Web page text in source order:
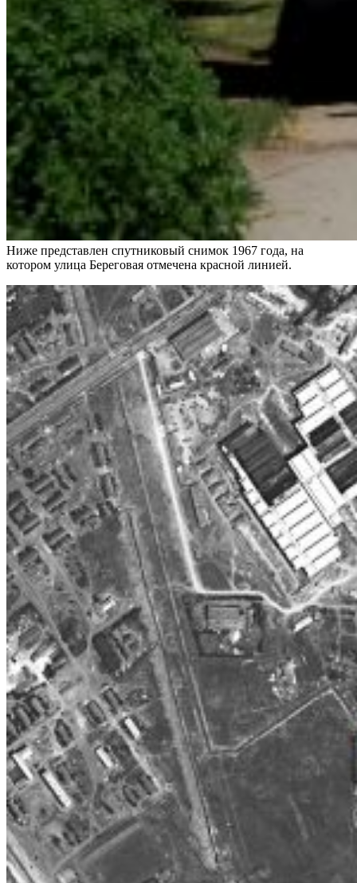
Ниже представлен спутниковый снимок 1967 года, на
котором улица Береговая отмечена красной линией.